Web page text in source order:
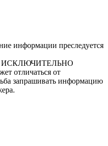
информации преследуется
ИСКЛЮЧИТЕЛЬНО
отличаться от
запрашивать информацию